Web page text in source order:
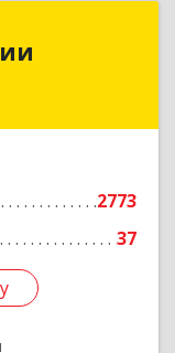
2773
37
- Кузбасс обл,